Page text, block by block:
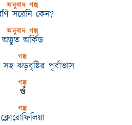
অনুবাদ গল্প
সরেনি কেন?
অনুবাদ গল্প
অদ্ভুত অর্কিড
গল্প
সহ ঝড়বৃষ্টির পূর্বাভাস
গল্প
ওঁ
গল্প
ক্লোরোফিলিয়া